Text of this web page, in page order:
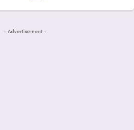
- Advertisement -